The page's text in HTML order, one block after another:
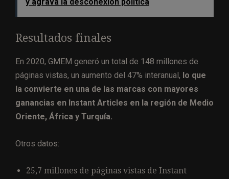
Resultados finales
En 2020, GMEM generó un total de 148 millones de
páginas vistas, un aumento del 47% interanual, lo que
la convierte en una de las marcas con mayores
ganancias en Instant Articles en la región de Medio
Oriente, África y Turquía.
Otros datos:
25,7 millones de páginas vistas de Instant